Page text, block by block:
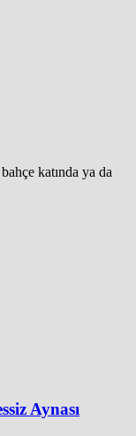
katında ya da
Aynası